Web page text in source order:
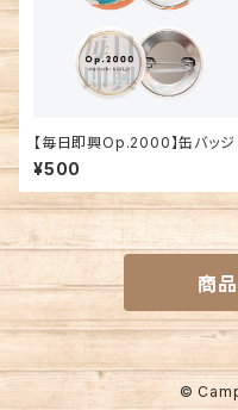
【毎日即興Op.2000】缶バッジ
¥500
商
©